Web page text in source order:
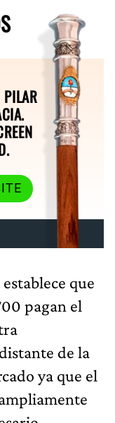
PILAR
que
pagan el
de la
ya que el